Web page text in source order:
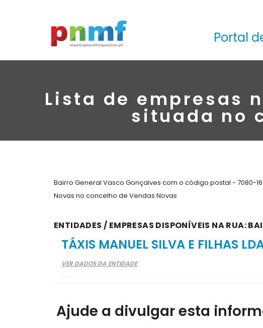
Portal
Lista de empresas
situada no
Bairro General Vasco Gonçalves com o código postal - 7080-
Novas no concelho de Vendas Novas
ENTIDADES / EMPRESAS DISPONÍVEIS NA RUA:
TÁXIS MANUEL SILVA E FILHAS
VER DADOS DA ENTIDADE
Ajude a divulgar esta